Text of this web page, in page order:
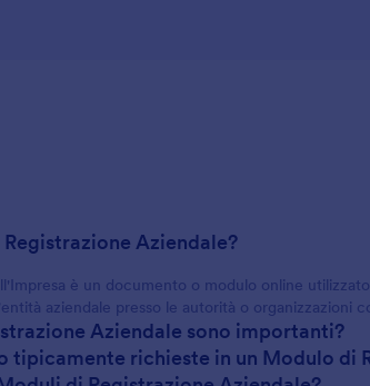
Aziendale?
è un documento o modulo online
aziendale presso le autorità o organizzazioni
Aziendale sono importanti?
tipicamente richieste in un Modulo di